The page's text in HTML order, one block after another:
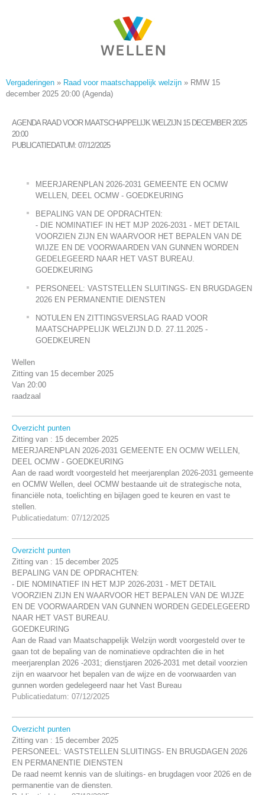
Vergaderingen » Raad voor maatschappelijk welzijn » RMW 15
december 2025 20:00 (Agenda)
AGENDA RAAD VOOR MAATSCHAPPELIJK WELZIJN 15 DECEMBER 2025
20:00
PUBLICATIEDATUM: 07/12/2025
MEERJARENPLAN 2026-2031 GEMEENTE EN OCMW
WELLEN, DEEL OCMW - GOEDKEURING
BEPALING VAN DE OPDRACHTEN:
- DIE NOMINATIEF IN HET MJP 2026-2031 - MET DETAIL
VOORZIEN ZIJN EN WAARVOOR HET BEPALEN VAN DE
WIJZE EN DE VOORWAARDEN VAN GUNNEN WORDEN
GEDELEGEERD NAAR HET VAST BUREAU.
GOEDKEURING
PERSONEEL: VASTSTELLEN SLUITINGS- EN BRUGDAGEN
2026 EN PERMANENTIE DIENSTEN
NOTULEN EN ZITTINGSVERSLAG RAAD VOOR
MAATSCHAPPELIJK WELZIJN D.D. 27.11.2025 -
GOEDKEUREN
Wellen
Zitting van 15 december 2025
Van 20:00
raadzaal
Overzicht punten
Zitting van : 15 december 2025
MEERJARENPLAN 2026-2031 GEMEENTE EN OCMW WELLEN,
DEEL OCMW - GOEDKEURING
Aan de raad wordt voorgesteld het meerjarenplan 2026-2031 gemeente
en OCMW Wellen, deel OCMW bestaande uit de strategische nota,
financiële nota, toelichting en bijlagen goed te keuren en vast te
stellen.
Publicatiedatum: 07/12/2025
Overzicht punten
Zitting van : 15 december 2025
BEPALING VAN DE OPDRACHTEN:
- DIE NOMINATIEF IN HET MJP 2026-2031 - MET DETAIL
VOORZIEN ZIJN EN WAARVOOR HET BEPALEN VAN DE WIJZE
EN DE VOORWAARDEN VAN GUNNEN WORDEN GEDELEGEERD
NAAR HET VAST BUREAU.
GOEDKEURING
Aan de Raad van Maatschappelijk Welzijn wordt voorgesteld over te
gaan tot de bepaling van de nominatieve opdrachten die in het
meerjarenplan 2026 -2031; dienstjaren 2026-2031 met detail voorzien
zijn en waarvoor het bepalen van de wijze en de voorwaarden van
gunnen worden gedelegeerd naar het Vast Bureau
Publicatiedatum: 07/12/2025
Overzicht punten
Zitting van : 15 december 2025
PERSONEEL: VASTSTELLEN SLUITINGS- EN BRUGDAGEN 2026
EN PERMANENTIE DIENSTEN
De raad neemt kennis van de sluitings- en brugdagen voor 2026 en de
permanentie van de diensten.